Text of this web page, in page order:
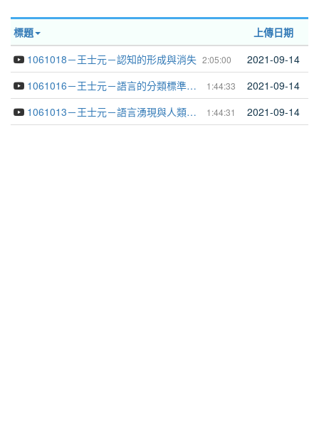
標題 上傳日期
2:05:00
1061018－王士元－認知的形成與消失 2021-09-14
1:44:33
1061016－王士元－語言的分類標準及多樣性 2021-09-14
1:44:31
1061013－王士元－語言湧現與人類演化 2021-09-14